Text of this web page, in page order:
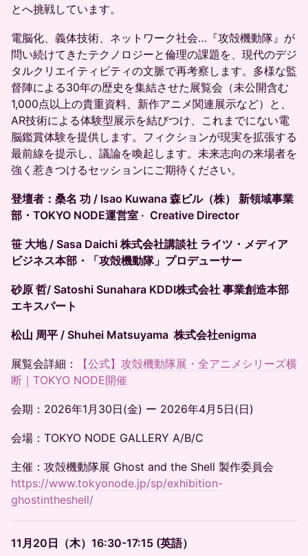
とへ挑戦しています。
電脳化、義体技術、ネットワーク社会…『攻殻機動隊』が
問い続けてきたテクノロジーと倫理の課題を、現代のデジ
タルクリエイティビティの文脈で再考察します。多様な監
督陣による30年の歴史を集結させた展覧会（未公開含む
1,000点以上の貴重資料、新作アニメ関連展示など）と、
AR技術による体験型展示を結びつけ、これまでにない電
脳鑑賞体験を提供します。フィクションが現実を拡張する
最前線を提示し、議論を喚起します。未来志向の来場者を
強く惹きつけるセッションにご期待ください。
登壇者：桑名 功 / Isao Kuwana 森ビル（株） 新領域事業
部・TOKYO NODE運営室 · Creative Director
笹 大地 / Sasa Daichi 株式会社講談社 ライツ・メディア
ビジネス本部・「攻殻機動隊」プロデューサー
砂原 哲/ Satoshi Sunahara KDDI株式会社 事業創造本部
エキスパート
松山 周平 / Shuhei Matsuyama 株式会社enigma
展覧会詳細：
【公式】攻殻機動隊展・全アニメシリーズ横
断｜TOKYO NODE開催
会期：2026年1月30日(金) ー 2026年4月5日(日)
会場：TOKYO NODE GALLERY A/B/C
主催：攻殻機動隊展 Ghost and the Shell 製作委員会
https://www.tokyonode.jp/sp/exhibition-
ghostintheshell/
11月20日（木）16:30-17:15 (英語）